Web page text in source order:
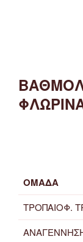
ΟΜΑΔΑ
ΤΡΟΠΑΙΟΦ.